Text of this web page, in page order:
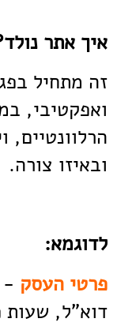
איך אתר
זה מתחיל
ואפקטיבי,
הרלוונטיים,
ובאיזו צורה.
לדוגמא:
פרטי העסק -
דוא"ל, שעות